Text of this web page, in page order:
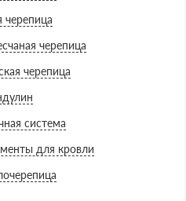
черепица
черепица
черепица
система
для кровли